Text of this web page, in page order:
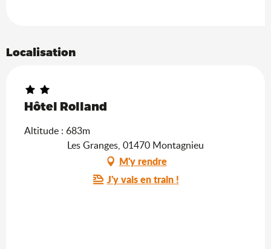
Localisation
Hôtel Rolland
Altitude : 683m
Les Granges, 01470 Montagnieu
M'y rendre
J'y vais en train !